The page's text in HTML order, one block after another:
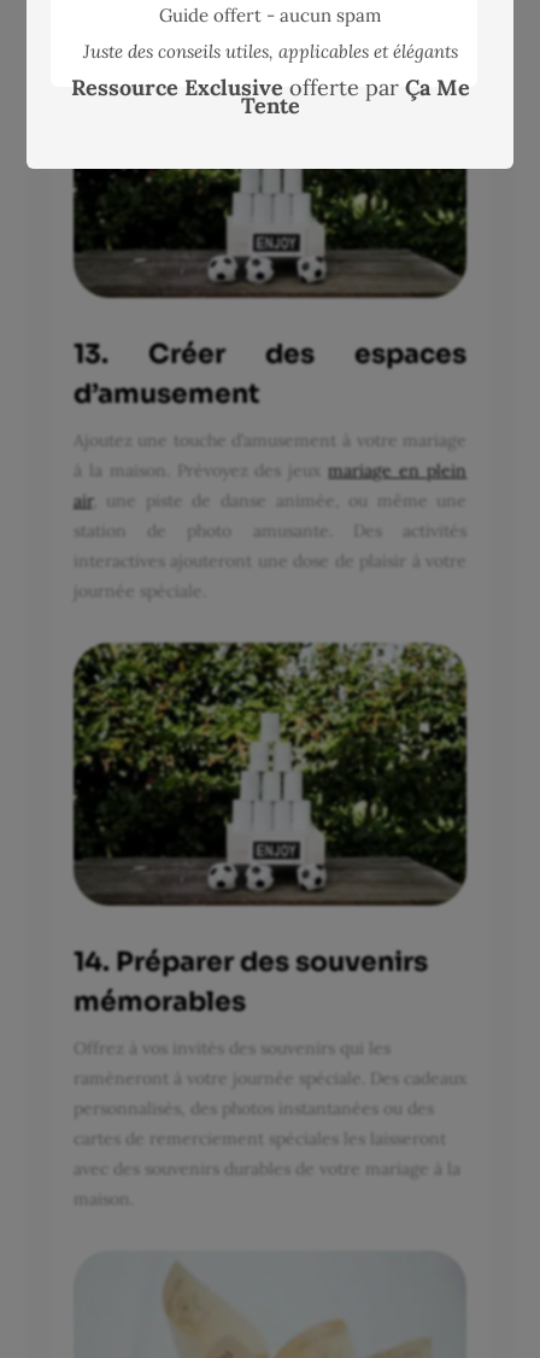
13. Créer des espaces
d’amusement
Ajoutez une touche d’amusement à votre mariage
à la maison. Prévoyez des jeuxmariage en plein
air, une piste de danse animée, ou même une
station de photo amusante. Des activités
interactives ajouteront une dose de plaisir à votre
journée spéciale.
14. Préparer des souvenirs
mémorables
Offrez à vos invités des souvenirs qui les
ramèneront à votre journée spéciale. Des cadeaux
personnalisés, des photos instantanées ou des
cartes de remerciement spéciales les laisseront
avec des souvenirs durables de votre mariage à la
maison.
Guide offert - aucun spam
Juste des conseils utiles, applicables et élégants
Ressource Exclusive offerte par Ça Me
Tente